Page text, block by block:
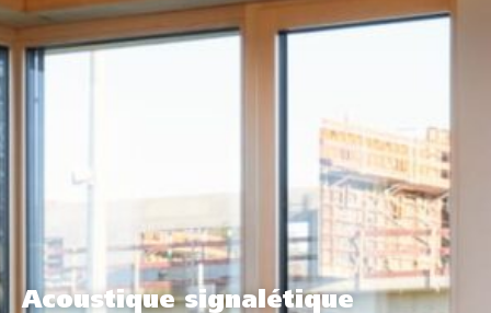
Acoustique signalétique